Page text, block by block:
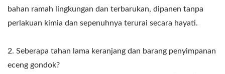
bahan ramah lingkungan dan terbarukan, dipanen tanpa
perlakuan kimia dan sepenuhnya terurai secara hayati.
2. Seberapa tahan lama keranjang dan barang penyimpanan
eceng gondok?